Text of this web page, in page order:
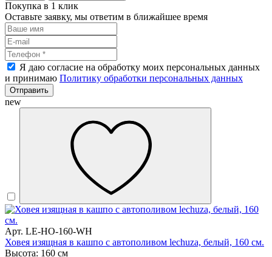
Покупка в 1 клик
Оставьте заявку, мы ответим в ближайшее время
Я даю согласие на обработку моих персональных данных
и принимаю Политику обработки персональных данных
Отправить
new
Арт. LE-HO-160-WH
Ховея изящная в кашпо с автополивом lechuza, белый, 160 см.
Высота: 160 см